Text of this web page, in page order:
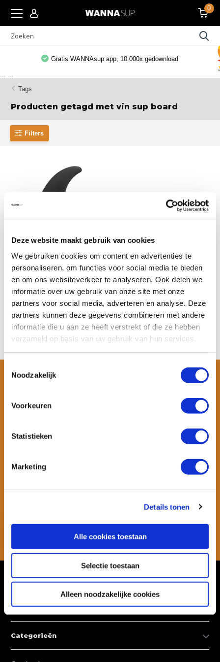
Deze website maakt gebruik van cookies
We gebruiken cookies om content en advertenties te
personaliseren, om functies voor social media te bieden
en om ons websiteverkeer te analyseren. Ook delen we
informatie over uw gebruik van onze site met onze
partners voor social media, adverteren en analyse. Deze
partners kunnen deze gegevens combineren met andere
informatie die u aan ze heeft verstrekt of die ze hebben
verzameld op basis van uw gebruik van hun services.
Noodzakelijk
Voorkeuren
Statistieken
Marketing
Details tonen
Alle cookies toestaan
Selectie toestaan
Alleen noodzakelijke cookies
0
Gratis WANNAsup app, 10.000x gedownload
Tags
Producten getagd met vin sup board
Filters
de vin van je sup ...
Op voorraad
Meer informatie
€ 30,- € 19,95
Bekijken
Wil je ook speciale kortingen ontvangen en maandelijks een
Abonneer
Klantenservice
Mijn account
Categorieën
... ...